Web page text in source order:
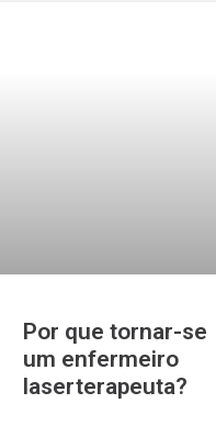
Por que tornar-se
um enfermeiro
laserterapeuta?